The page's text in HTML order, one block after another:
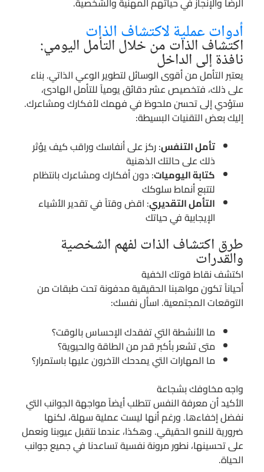
أدوات عملية لاكتشاف الذات
اكتشاف الذات من خلال التأمل اليومي:
نافذة إلى الداخل
يعتبر التأمل من أقوى الوسائل لتطوير الوعي الذاتي. بناء
على ذلك، فتخصيص عشر دقائق يومياً للتأمل الهادئ،
ستؤدي إلى تحسن ملحوظ في فهمك لأفكارك ومشاعرك.
إليك بعض التقنيات البسيطة:
تأمل التنفس: ركز على أنفاسك وراقب كيف يؤثر
ذلك على حالتك الذهنية
كتابة اليوميات: دون أفكارك ومشاعرك بانتظام
لتتبع أنماط سلوكك
التأمل التقديري: اقض وقتاً في تقدير الأشياء
الإيجابية في حياتك
طرق اكتشاف الذات لفهم الشخصية
والقدرات
اكتشف نقاط قوتك الخفية
أحياناً تكون مواهبنا الحقيقية مدفونة تحت طبقات من
التوقعات المجتمعية. اسأل نفسك:
ما الأنشطة التي تفقدك الإحساس بالوقت؟
متى تشعر بأكبر قدر من الطاقة والحيوية؟
ما المهارات التي يمدحك الآخرون عليها باستمرار؟
واجه مخاوفك بشجاعة
الأكيد أن معرفة النفس تتطلب أيضاً مواجهة الجوانب التي
نفضل إخفاءها. ورغم أنها ليست عملية سهلة، لكنها
ضرورية للنمو الحقيقي. وهكذا، عندما نتقبل عيوبنا ونعمل
على تحسينها، نطور مرونة نفسية تساعدنا في جميع جوانب
الحياة.